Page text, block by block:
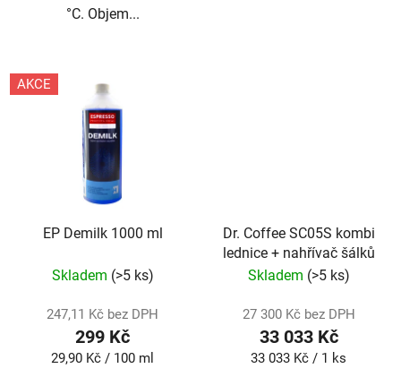
°C. Objem...
AKCE
EP Demilk 1000 ml
Skladem (>5 ks)
247,11 Kč bez DPH
299 Kč
Měrná
29,90 Kč / 100 ml
Dr. Coffee SC05S kombi
lednice + nahřívač šálků
Skladem (>5 ks)
27 300 Kč bez DPH
33 033 Kč
Měrná
33 033 Kč / 1 ks